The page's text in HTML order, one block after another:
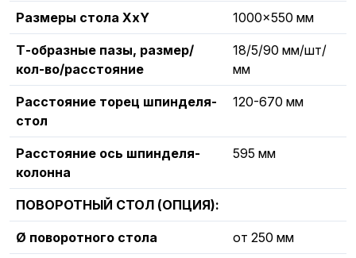
Размеры стола XxY 1000x550 мм
Т-образные пазы, размер/
кол-во/расстояние
18/5/90 мм/шт/
мм
Расстояние торец шпинделя-
стол
120-670 мм
Расстояние ось шпинделя-
колонна
595 мм
ПОВОРОТНЫЙ СТОЛ (ОПЦИЯ):
Ø поворотного стола от 250 мм